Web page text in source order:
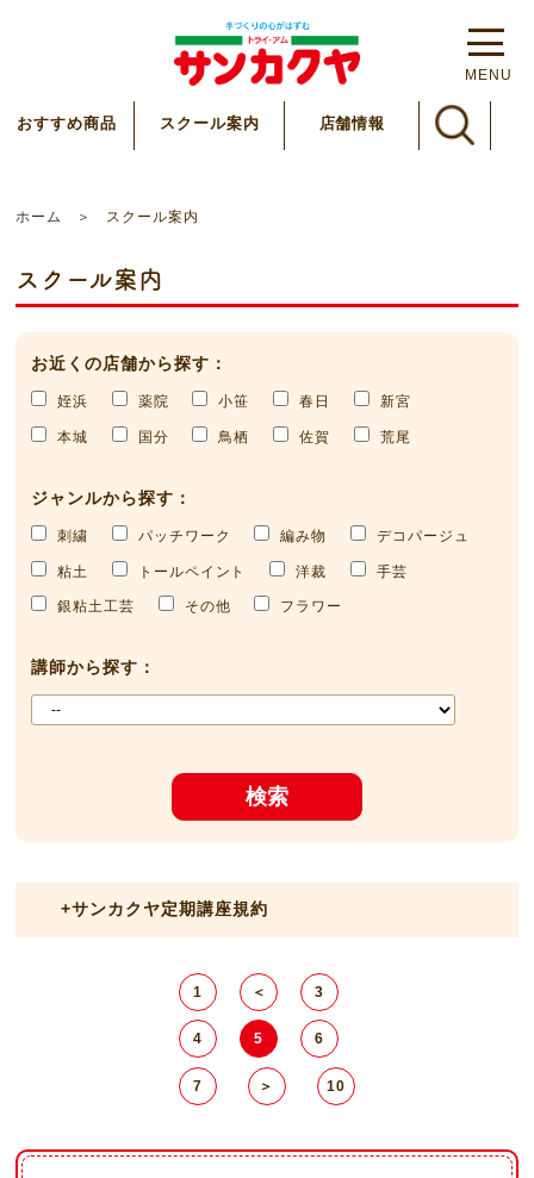
MENU
おすすめ商品 スクール案内 店舗情報
ホーム スクール案内
スクール案内
お近くの店舗から探す：
姪浜 薬院 小笹 春日 新宮
本城 国分 鳥栖 佐賀 荒尾
ジャンルから探す：
刺繍 パッチワーク 編み物 デコパージュ
粘土 トールペイント 洋裁 手芸
銀粘土工芸 その他 フラワー
講師から探す：
検索
+サンカクヤ定期講座規約
1 ＜ 3
4 5 6
7 ＞ 10